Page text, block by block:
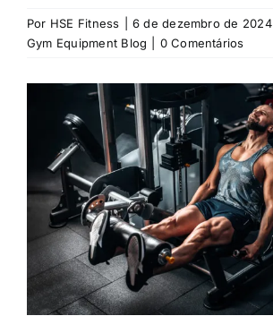
Por HSE Fitness 6 de dezembro de 2024
Gym Equipment Blog
0 Comentários
imagem